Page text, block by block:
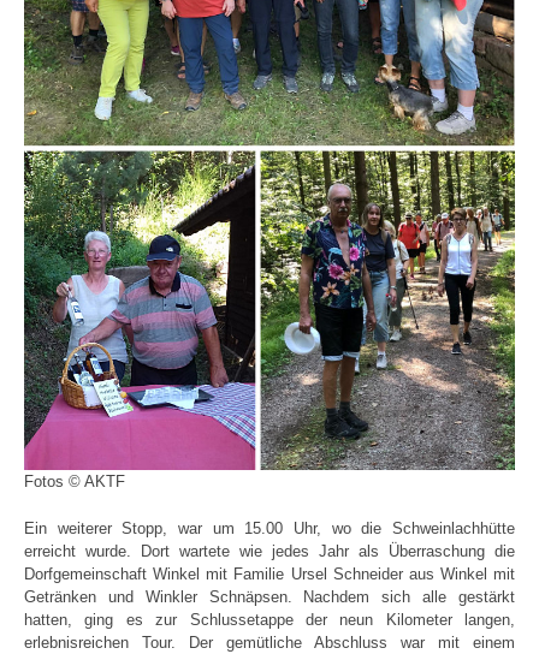
Fotos © AKTF
Ein weiterer Stopp, war um 15.00 Uhr, wo die Schweinlachhütte
erreicht wurde. Dort wartete wie jedes Jahr als Überraschung die
Dorfgemeinschaft Winkel mit Familie Ursel Schneider aus Winkel mit
Getränken und Winkler Schnäpsen. Nachdem sich alle gestärkt
hatten, ging es zur Schlussetappe der neun Kilometer langen,
erlebnisreichen Tour. Der gemütliche Abschluss war mit einem